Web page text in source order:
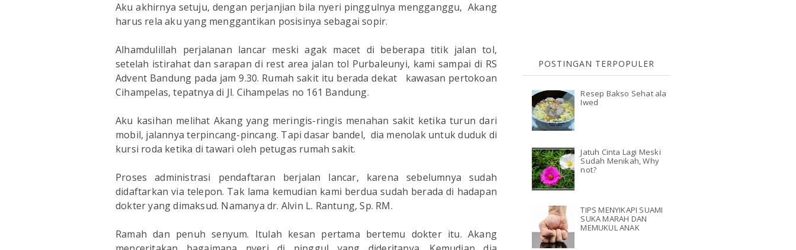
Aku akhirnya setuju, dengan perjanjian bila nyeri pinggulnya mengganggu, Akang
harus rela aku yang menggantikan posisinya sebagai sopir.
Alhamdulillah perjalanan lancar meski agak macet di beberapa titik jalan tol,
setelah istirahat dan sarapan di rest area jalan tol Purbaleunyi, kami sampai di RS
Advent Bandung pada jam 9.30. Rumah sakit itu berada dekat kawasan pertokoan
Cihampelas, tepatnya di Jl. Cihampelas no 161 Bandung.
Aku kasihan melihat Akang yang meringis-ringis menahan sakit ketika turun dari
mobil, jalannya terpincang-pincang. Tapi dasar bandel, dia menolak untuk duduk di
kursi roda ketika di tawari oleh petugas rumah sakit.
Proses administrasi pendaftaran berjalan lancar, karena sebelumnya sudah
didaftarkan via telepon. Tak lama kemudian kami berdua sudah berada di hadapan
dokter yang dimaksud. Namanya dr. Alvin L. Rantung, Sp. RM.
Ramah dan penuh senyum. Itulah kesan pertama bertemu dokter itu. Akang
POSTINGAN TERPOPULER
Resep Bakso Sehat ala
Iwed
Jatuh Cinta Lagi Meski
Sudah Menikah, Why
not?
TIPS MENYIKAPI SUAMI
SUKA MARAH DAN
MEMUKUL ANAK